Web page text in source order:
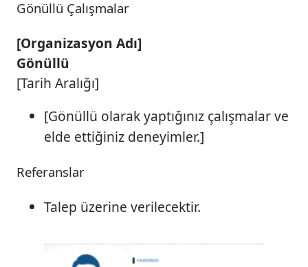
Gönüllü Çalışmalar
[Organizasyon Adı]
Gönüllü
[Tarih Aralığı]
[Gönüllü olarak yaptığınız çalışmalar ve
elde ettiğiniz deneyimler.]
Referanslar
Talep üzerine verilecektir.